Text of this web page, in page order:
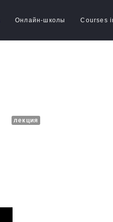
Онлайн-школы Courses
лекция